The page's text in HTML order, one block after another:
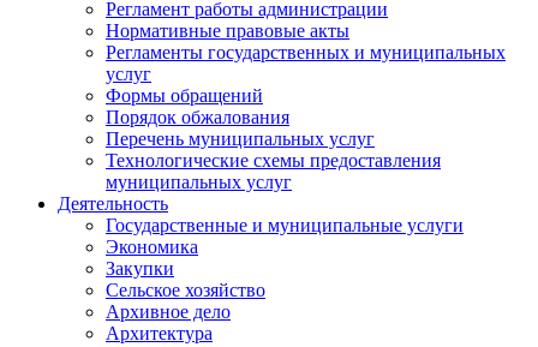
Регламент работы администрации
Нормативные правовые акты
Регламенты государственных и муниципальных
услуг
Формы обращений
Порядок обжалования
Перечень муниципальных услуг
Технологические схемы предоставления
муниципальных услуг
Деятельность
Государственные и муниципальные услуги
Экономика
Закупки
Сельское хозяйство
Архивное дело
Архитектура